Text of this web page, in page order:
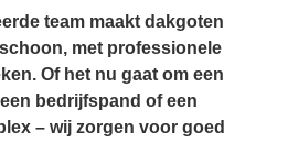
team maakt dakgoten
met professionele
Of het nu gaat om een
bedrijfspand of een
– wij zorgen voor goed